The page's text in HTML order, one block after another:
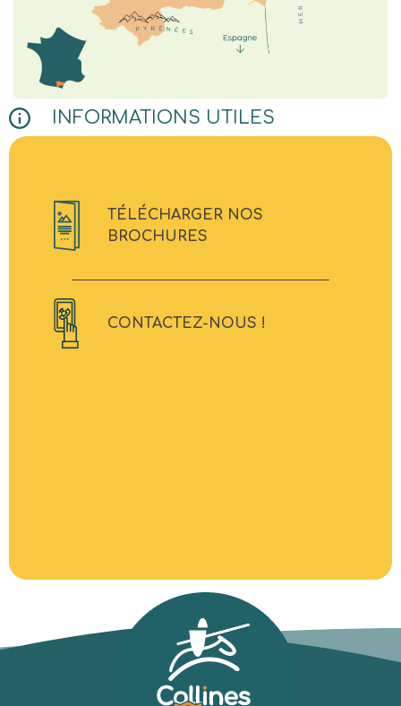
INFORMATIONS UTILES
TÉLÉCHARGER NOS
BROCHURES
CONTACTEZ-NOUS !